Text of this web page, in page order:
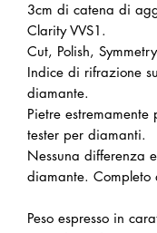
3cm di catena di
Clarity VVS1.
Cut, Polish,
Indice di rifrazione
diamante.
Pietre
tester per diamanti.
Nessuna differenza
diamante. Completo
Peso espresso in